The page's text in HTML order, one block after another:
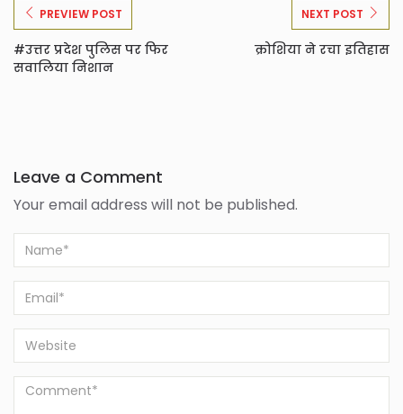
PREVIEW POST
#उत्तर प्रदेश पुलिस पर फिर
सवालिया निशान
NEXT POST
क्रोशिया ने रचा इतिहास
Leave a Comment
Your email address will not be published.